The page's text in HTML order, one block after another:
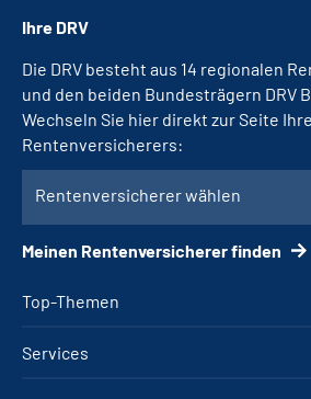
Top-Themen
Services
Ihre DRV
Die DRV besteht aus 14 regionalen
und den beiden Bundesträgern DRV
Wechseln Sie hier direkt zur Seite
Rentenversicherers:
Rentenversicherer wählen
Meinen Rentenversicherer finden